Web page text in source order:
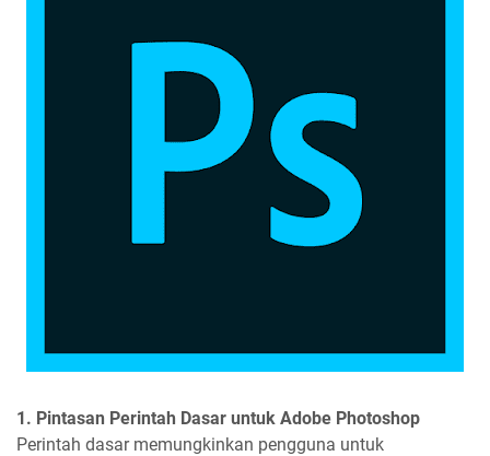
1. Pintasan Perintah Dasar untuk Adobe Photoshop
Perintah dasar memungkinkan pengguna untuk